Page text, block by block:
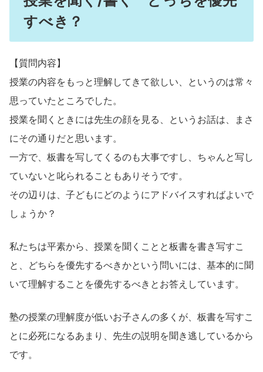
すべき？
【質問内容】
授業の内容をもっと理解してきて欲しい、というのは常々
思っていたところでした。
授業を聞くときには先生の顔を見る、というお話は、まさ
にその通りだと思います。
一方で、板書を写してくるのも大事ですし、ちゃんと写し
ていないと叱られることもありそうです。
その辺りは、子どもにどのようにアドバイスすればよいで
しょうか？
私たちは平素から、授業を聞くことと板書を書き写すこ
と、どちらを優先するべきかという問いには、基本的に聞
いて理解することを優先するべきとお答えしています。
塾の授業の理解度が低いお子さんの多くが、板書を写すこ
とに必死になるあまり、先生の説明を聞き逃しているから
です。